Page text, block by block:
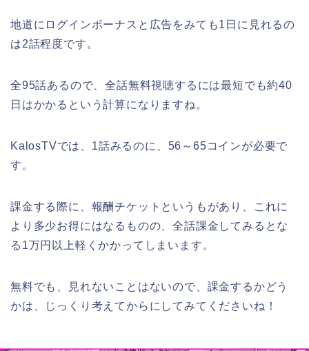
地道にログインボーナスと広告をみても1日に見れるの
は2話程度です。
全95話あるので、全話無料視聴するには最短でも約40
日はかかるという計算になりますね。
KalosTVでは、1話みるのに、56～65コインが必要で
す。
課金する際に、報酬チケットというもがあり、これに
より多少お得にはなるものの、全話課金してみるとな
る1万円以上軽くかかってしまいます。
無料でも、見れないことはないので、課金するかどう
かは、じっくり考えてからにしてみてくださいね！